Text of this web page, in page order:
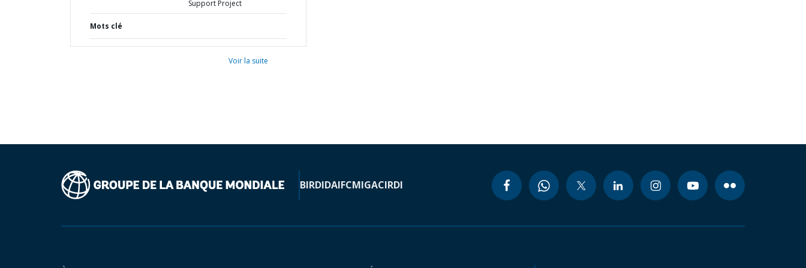
Support Project
Mots clé
Voir la suite
BIRDIDAIFCMIGACIRDI